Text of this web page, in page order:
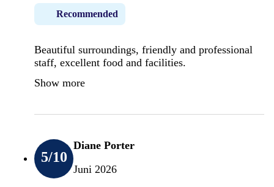
Recommended
Beautiful surroundings, friendly and professional
staff, excellent food and facilities.
Show more
5/10
Diane Porter
Juni 2026